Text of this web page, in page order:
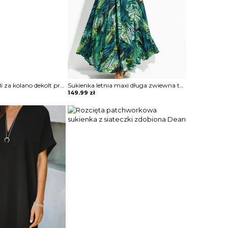
Bez rękawów midi za kolano dekolt prosty geometryczny wzór obcisła do pracy na wieczór elegancka sukienka Cerine Sukienka letnia maxi długa zwiewna tropikalny styl wiązana w pasie dekolt głęboki V klasyczna szeroki bufiasty rękaw Radoslawa
149.99 zł